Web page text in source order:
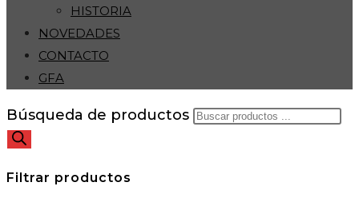
HISTORIA
NOVEDADES
CONTACTO
GFA
Búsqueda de productos
Filtrar productos